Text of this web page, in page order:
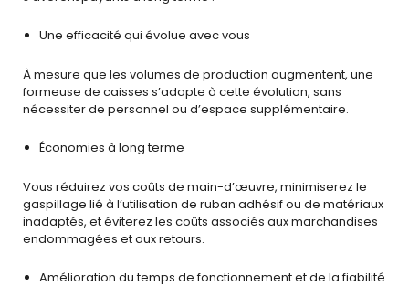
Une efficacité qui évolue avec vous
À mesure que les volumes de production augmentent, une
formeuse de caisses s’adapte à cette évolution, sans
nécessiter de personnel ou d’espace supplémentaire.
Économies à long terme
Vous réduirez vos coûts de main-d’œuvre, minimiserez le
gaspillage lié à l’utilisation de ruban adhésif ou de matériaux
inadaptés, et éviterez les coûts associés aux marchandises
endommagées et aux retours.
Amélioration du temps de fonctionnement et de la fiabilité